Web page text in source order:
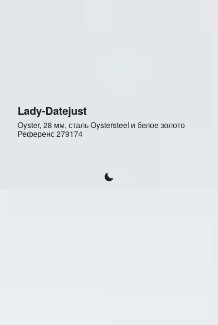
Lady-Datejust
Oyster, 28 мм, сталь Oystersteel и белое золото
Референс279174